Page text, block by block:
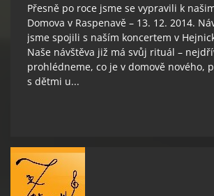
Přesně po roce jsme se vypravili k
Domova v Raspenavě – 13. 12. 2014.
jsme spojili s naším koncertem v
Naše návštěva již má svůj rituál –
prohlédneme, co je v domově nového,
s dětmi u...